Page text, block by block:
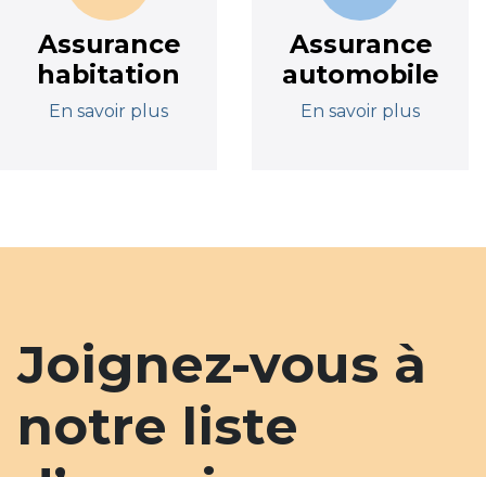
Assurance
habitation
En savoir plus
Assurance
automobile
En savoir plus
Joignez-vous à
notre liste